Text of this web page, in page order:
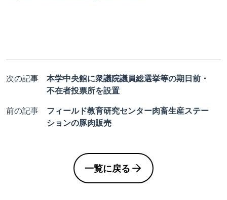
次の記事
本学中央館に衆議院議員総選挙等の期日前・
不在者投票所を設置
前の記事
フィールド教育研究センター肉畜生産ステー
ションの豚肉販売
一覧に戻る